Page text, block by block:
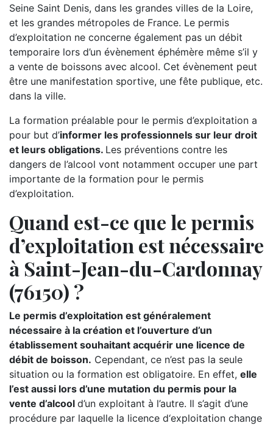
Seine Saint Denis, dans les grandes villes de la Loire,
et les grandes métropoles de France. Le permis
d’exploitation ne concerne également pas un débit
temporaire lors d’un évènement éphémère même s’il y
a vente de boissons avec alcool. Cet évènement peut
être une manifestation sportive, une fête publique, etc.
dans la ville.
La formation préalable pour le permis d’exploitation a
pour but d’informer les professionnels sur leur droit
et leurs obligations. Les préventions contre les
dangers de l’alcool vont notamment occuper une part
importante de la formation pour le permis
d’exploitation.
Quand est-ce que le permis
d’exploitation est nécessaire
à Saint-Jean-du-Cardonnay
(76150) ?
Le permis d’exploitation est généralement
nécessaire à la création et l’ouverture d’un
établissement souhaitant acquérir une licence de
débit de boisson. Cependant, ce n’est pas la seule
situation ou la formation est obligatoire. En effet, elle
l’est aussi lors d’une mutation du permis pour la
vente d’alcool d’un exploitant à l’autre. Il s’agit d’une
procédure par laquelle la licence d‘exploitation change